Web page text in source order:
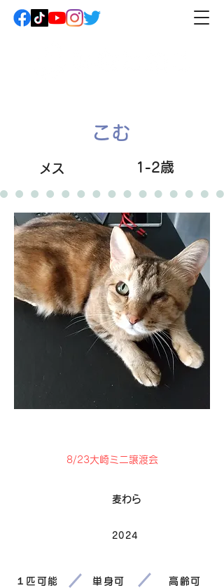
こむ
メス 1-2歳
8/23大崎ミニ譲渡会
麦わら
2024
１匹可能 単身可 高齢可